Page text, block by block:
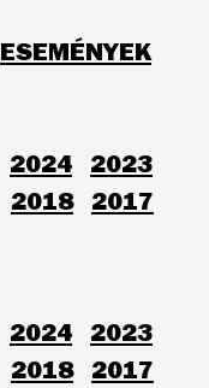
ESEMÉNYEK
2024 2023
2018 2017
2024 2023
2018 2017